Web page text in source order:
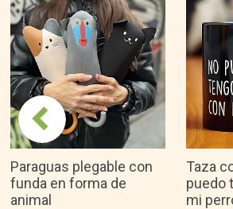
Paraguas plegable con
funda en forma de
animal
Taza
puedo
mi